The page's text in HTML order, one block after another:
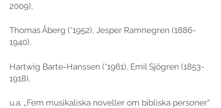
2009),
Thomas Åberg (*1952), Jesper Ramnegren (1886-
1940),
Hartwig Barte-Hanssen (*1961), Emil Sjögren (1853-
1918),
u.a. „Fem musikaliska noveller om bibliska personer“